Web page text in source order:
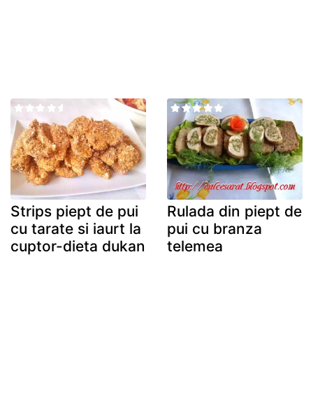
Strips piept de pui
cu tarate si iaurt la
cuptor-dieta dukan
Rulada din piept de
pui cu branza
telemea